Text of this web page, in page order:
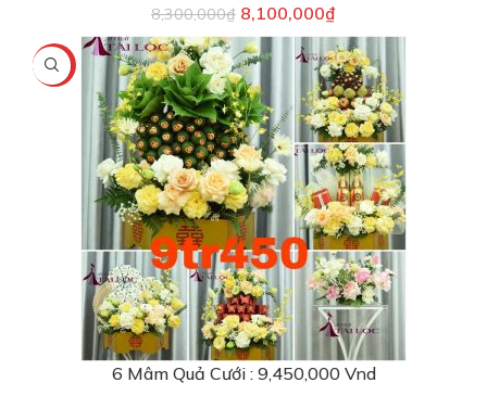
8,300,000₫ 8,100,000₫
-5%
6 Mâm Quả Cưới : 9,450,000 Vnd